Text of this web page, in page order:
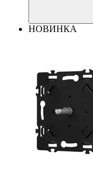
НОВИНКА